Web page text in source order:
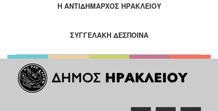
Η ΑΝΤΙΔΗΜΑΡΧΟΣ ΗΡΑΚΛΕΙΟΥ
ΣΥΓΓΕΛΑΚΗ ΔΕΣΠΟΙΝΑ